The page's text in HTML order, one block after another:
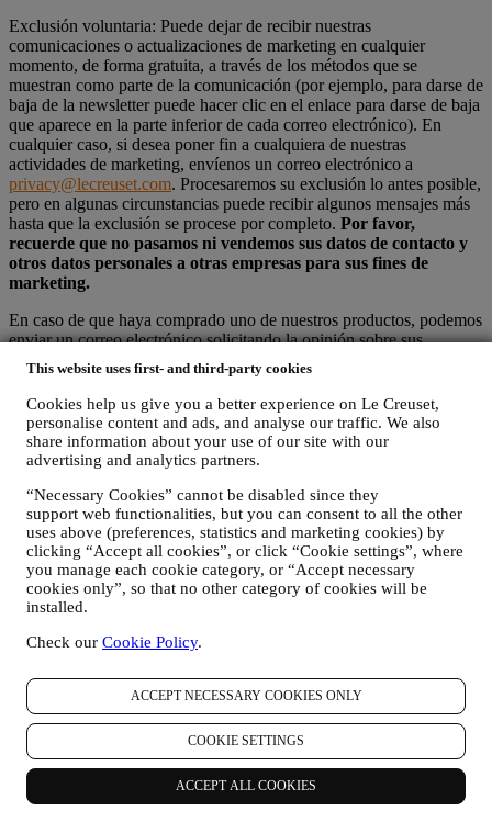
This website uses first- and third-party cookies
Cookies help us give you a better experience on Le Creuset,
personalise content and ads, and analyse our traffic. We also
share information about your use of our site with our
advertising and analytics partners.
“Necessary Cookies” cannot be disabled since they
support web functionalities, but you can consent to all the other
uses above (preferences, statistics and marketing cookies) by
clicking “Accept all cookies”, or click “Cookie settings”, where
you manage each cookie category, or “Accept necessary
cookies only”, so that no other category of cookies will be
installed.
Check our Cookie Policy.
ACCEPT NECESSARY COOKIES ONLY
COOKIE SETTINGS
ACCEPT ALL COOKIES
Exclusión voluntaria: Puede dejar de recibir nuestras
comunicaciones o actualizaciones de marketing en cualquier
momento, de forma gratuita, a través de los métodos que se
muestran como parte de la comunicación (por ejemplo, para darse de
baja de la newsletter puede hacer clic en el enlace para darse de baja
que aparece en la parte inferior de cada correo electrónico). En
cualquier caso, si desea poner fin a cualquiera de nuestras
actividades de marketing, envíenos un correo electrónico a
privacy@lecreuset.com. Procesaremos su exclusión lo antes posible,
pero en algunas circunstancias puede recibir algunos mensajes más
hasta que la exclusión se procese por completo. Por favor,
recuerde que no pasamos ni vendemos sus datos de contacto y
otros datos personales a otras empresas para sus fines de
marketing.
En caso de que haya comprado uno de nuestros productos, podemos
enviar un correo electrónico solicitando la opinión sobre sus
productos. Estamos interesados en las opiniones de los productos de
nuestros clientes (si desean proporcionar dicha información) para
mejorar constantemente nuestros productos y servicios. Al final del
proceso de compra, también podemos invitarle a escribir su opinión
del producto. La opinión no es obligatoria, y usted es libre de
enviarla o no.
REORIENTACIÓN / ADAPTACIÓN DE NUESTRAS
OFERTAS Y MEJORA DE LA EXPERIENCIA DEL
CLIENTE Nos gustaría utilizar sus datos para adaptar
nuestros servicios y ofertas a sus necesidades y preferencias
para proporcionarle una experiencia de cliente personalizada
de Le Creuset. Lo haremos analizando sus hábitos o intereses,
por ejemplo, en relación con los productos más vistos, su
interacción con nosotros en las redes sociales, qué páginas de
nuestro sitio web visita, qué contenido de nuestras ofertas lee
tecnologías similares (incluidos los píxeles de seguimiento en
los correos electrónicos), también en combinación con sus
datos y preferencias recogidos una vez que se suscribe a
Utilizaremos esta información para gestionar nuestra
publicidad en otros sitios, conceder acceso a contenidos